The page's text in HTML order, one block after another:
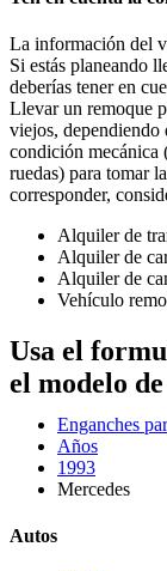
La información del
Si estás planeando
deberías tener en
Llevar un remoque
viejos, dependiendo
condición mecánica
ruedas) para tomar
corresponder,
Alquiler de
Alquiler de
Alquiler de
Vehículo
Usa el
el modelo
Enganches
Años
1993
Mercedes
Autos